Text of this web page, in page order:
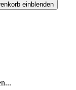
einblenden